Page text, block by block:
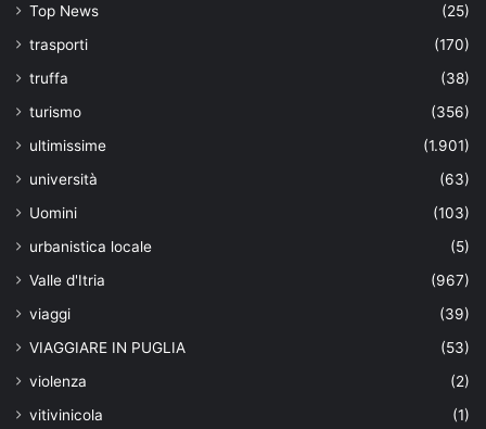
Top News
(25)
trasporti
(170)
truffa
(38)
turismo
(356)
ultimissime
(1.901)
università
(63)
Uomini
(103)
urbanistica locale
(5)
Valle d'Itria
(967)
viaggi
(39)
VIAGGIARE IN PUGLIA
(53)
violenza
(2)
vitivinicola
(1)